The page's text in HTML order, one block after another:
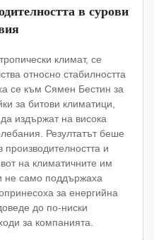
в сурови
климат, се
относно стабилността
се към Сямен Бестин за
за битови климатици,
издържат на висока
Резултатът беше
и
на климатичните им
не само поддържаха
за енергийна
до по-ниски
за компанията.